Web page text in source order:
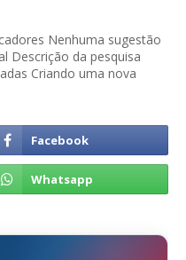
Nenhuma sugestão
Descrição da pesquisa
Criando uma nova